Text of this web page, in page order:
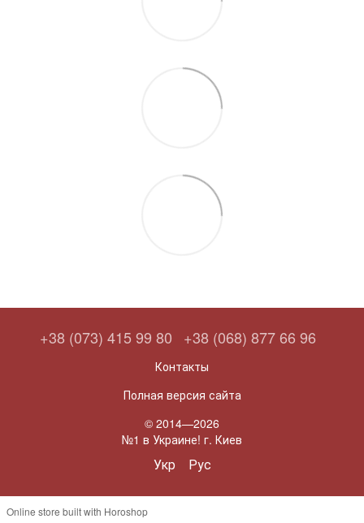
+38 (073) 415 99 80 +38 (068) 877 66 96
Контакты
Полная версия сайта
© 2014—2026
№1 в Украине! г. Киев
Укр Рус
Online store built with Horoshop